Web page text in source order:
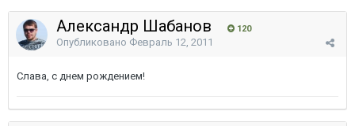
Александр Шабанов 120
Опубликовано Февраль 12, 2011
Слава, с днем рождением!